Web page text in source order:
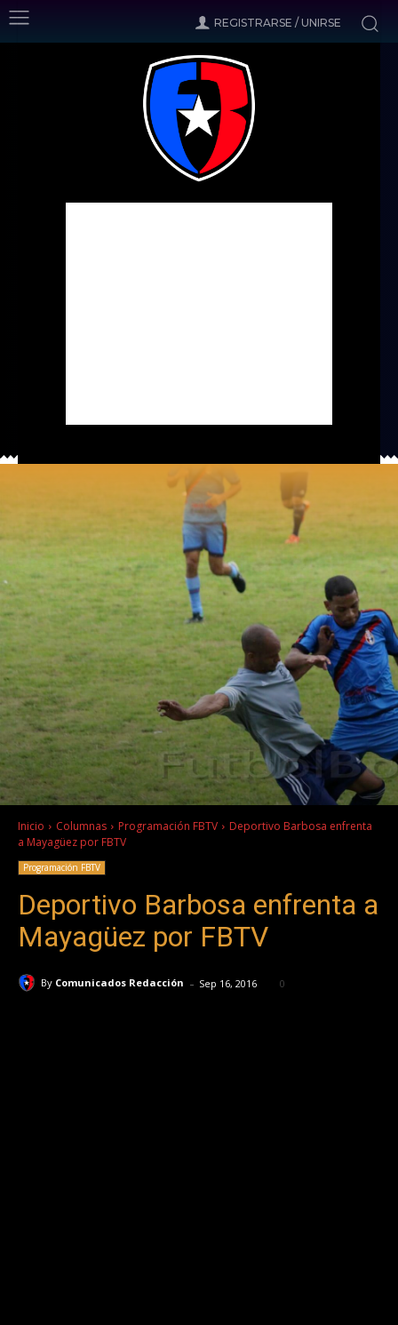
REGISTRARSE / UNIRSE
Inicio Columnas Programación FBTV
Deportivo Barbosa enfrenta
a Mayagüez por FBTV
Programación FBTV
Deportivo Barbosa enfrenta a
Mayagüez por FBTV
By Comunicados Redacción - Sep 16, 2016 0